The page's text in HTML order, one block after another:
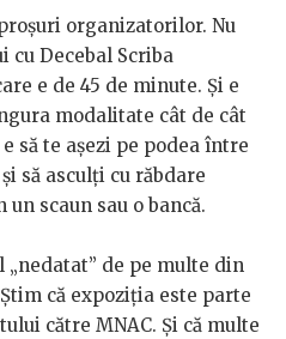
organizatorilor. Nu
cu Decebal Scriba
e de 45 de minute. Și e
modalitate cât de cât
să te așezi pe podea între
să asculți cu răbdare
scaun sau o bancă.
„nedatat” de pe multe din
că expoziția este parte
către MNAC. Și că multe